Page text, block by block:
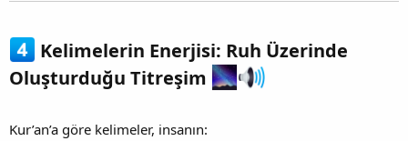
Kelimelerin Enerjisi: Ruh Üzerinde
Oluşturduğu Titreşim
Kur’an’a göre kelimeler, insanın: